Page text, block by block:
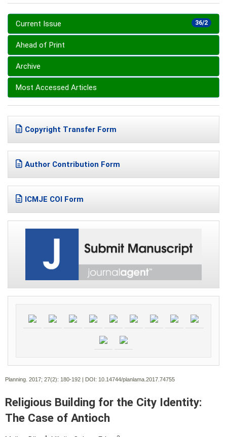
36/2
Current Issue
Ahead of Print
Archive
Most Accessed Articles
Copyright Transfer Form
Author Contribution Form
ICMJE COI Form
Planning. 2017; 27(2): 180-192 | DOI: 10.14744/planlama.2017.74755
Religious Building for the City Identity:
The Case of Antioch